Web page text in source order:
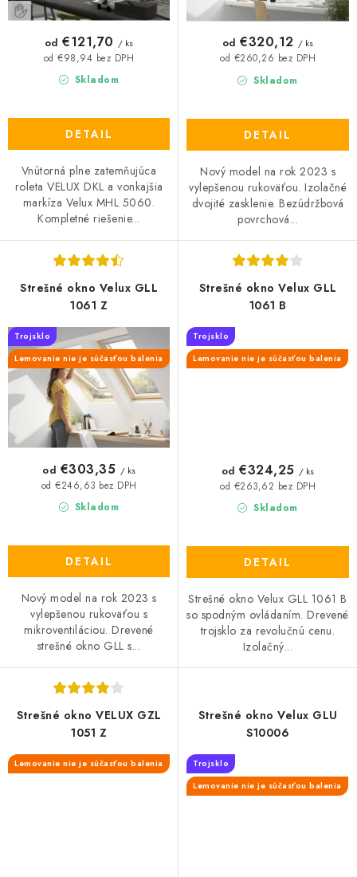
v
t
Skladom
od €98,94 bez DPH
od €121,70 / ks
DETAIL
Vnútorná plne zatemňujúca
roleta VELUX DKL a vonkajšia
markíza Velux MHL 5060.
Kompletné riešenie...
Skladom
od €260,26 bez DPH
od €320,12 / ks
DETAIL
Nový model na rok 2023 s
vylepšenou rukoväťou. Izolačné
dvojité zasklenie. Bezúdržbová
povrchová...
Strešné okno Velux GLL
1061 Z
Trojsklo
Lemovanie nie je súčasťou balenia
Skladom
od €246,63 bez DPH
od €303,35 / ks
DETAIL
Nový model na rok 2023 s
vylepšenou rukoväťou s
mikroventiláciou. Drevené
strešné okno GLL s...
Strešné okno Velux GLL
1061 B
Trojsklo
Lemovanie nie je súčasťou balenia
Skladom
od €263,62 bez DPH
od €324,25 / ks
DETAIL
Strešné okno Velux GLL 1061 B
so spodným ovládaním. Drevené
trojsklo za revolučnú cenu.
Izolačný...
Strešné okno VELUX GZL
1051 Z
Lemovanie nie je súčasťou balenia
Strešné okno Velux GLU
S10006
Trojsklo
Lemovanie nie je súčasťou balenia